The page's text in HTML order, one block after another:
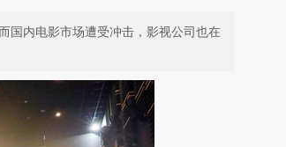
国内电影市场遭受冲击，影视公司也在